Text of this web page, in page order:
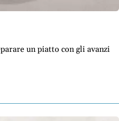
un piatto con gli avanzi